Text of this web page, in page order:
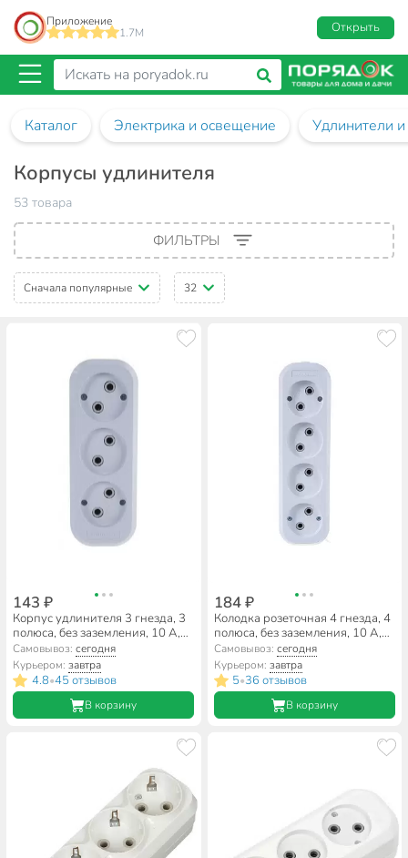
Приложение
1.7M
Открыть
Каталог Электрика и освещение Удлинители
Корпусы удлинителя
53 товара
ФИЛЬТРЫ
Сначала популярные 32
143 ₽
Корпус удлинителя 3 гнезда, 3
полюса, без заземления, 10 А,
2.2 кВт, белый, UNIVersal, E203
Самовывоз:сегодня
Курьером:завтра
4.8•45 отзывов
В корзину
184 ₽
Колодка розеточная 4 гнезда, 4
полюса, без заземления, 10 А,
2.2 кВт, белый, UNIVersal, E204
Самовывоз: сегодня
Курьером: завтра
5•36 отзывов
В корзину